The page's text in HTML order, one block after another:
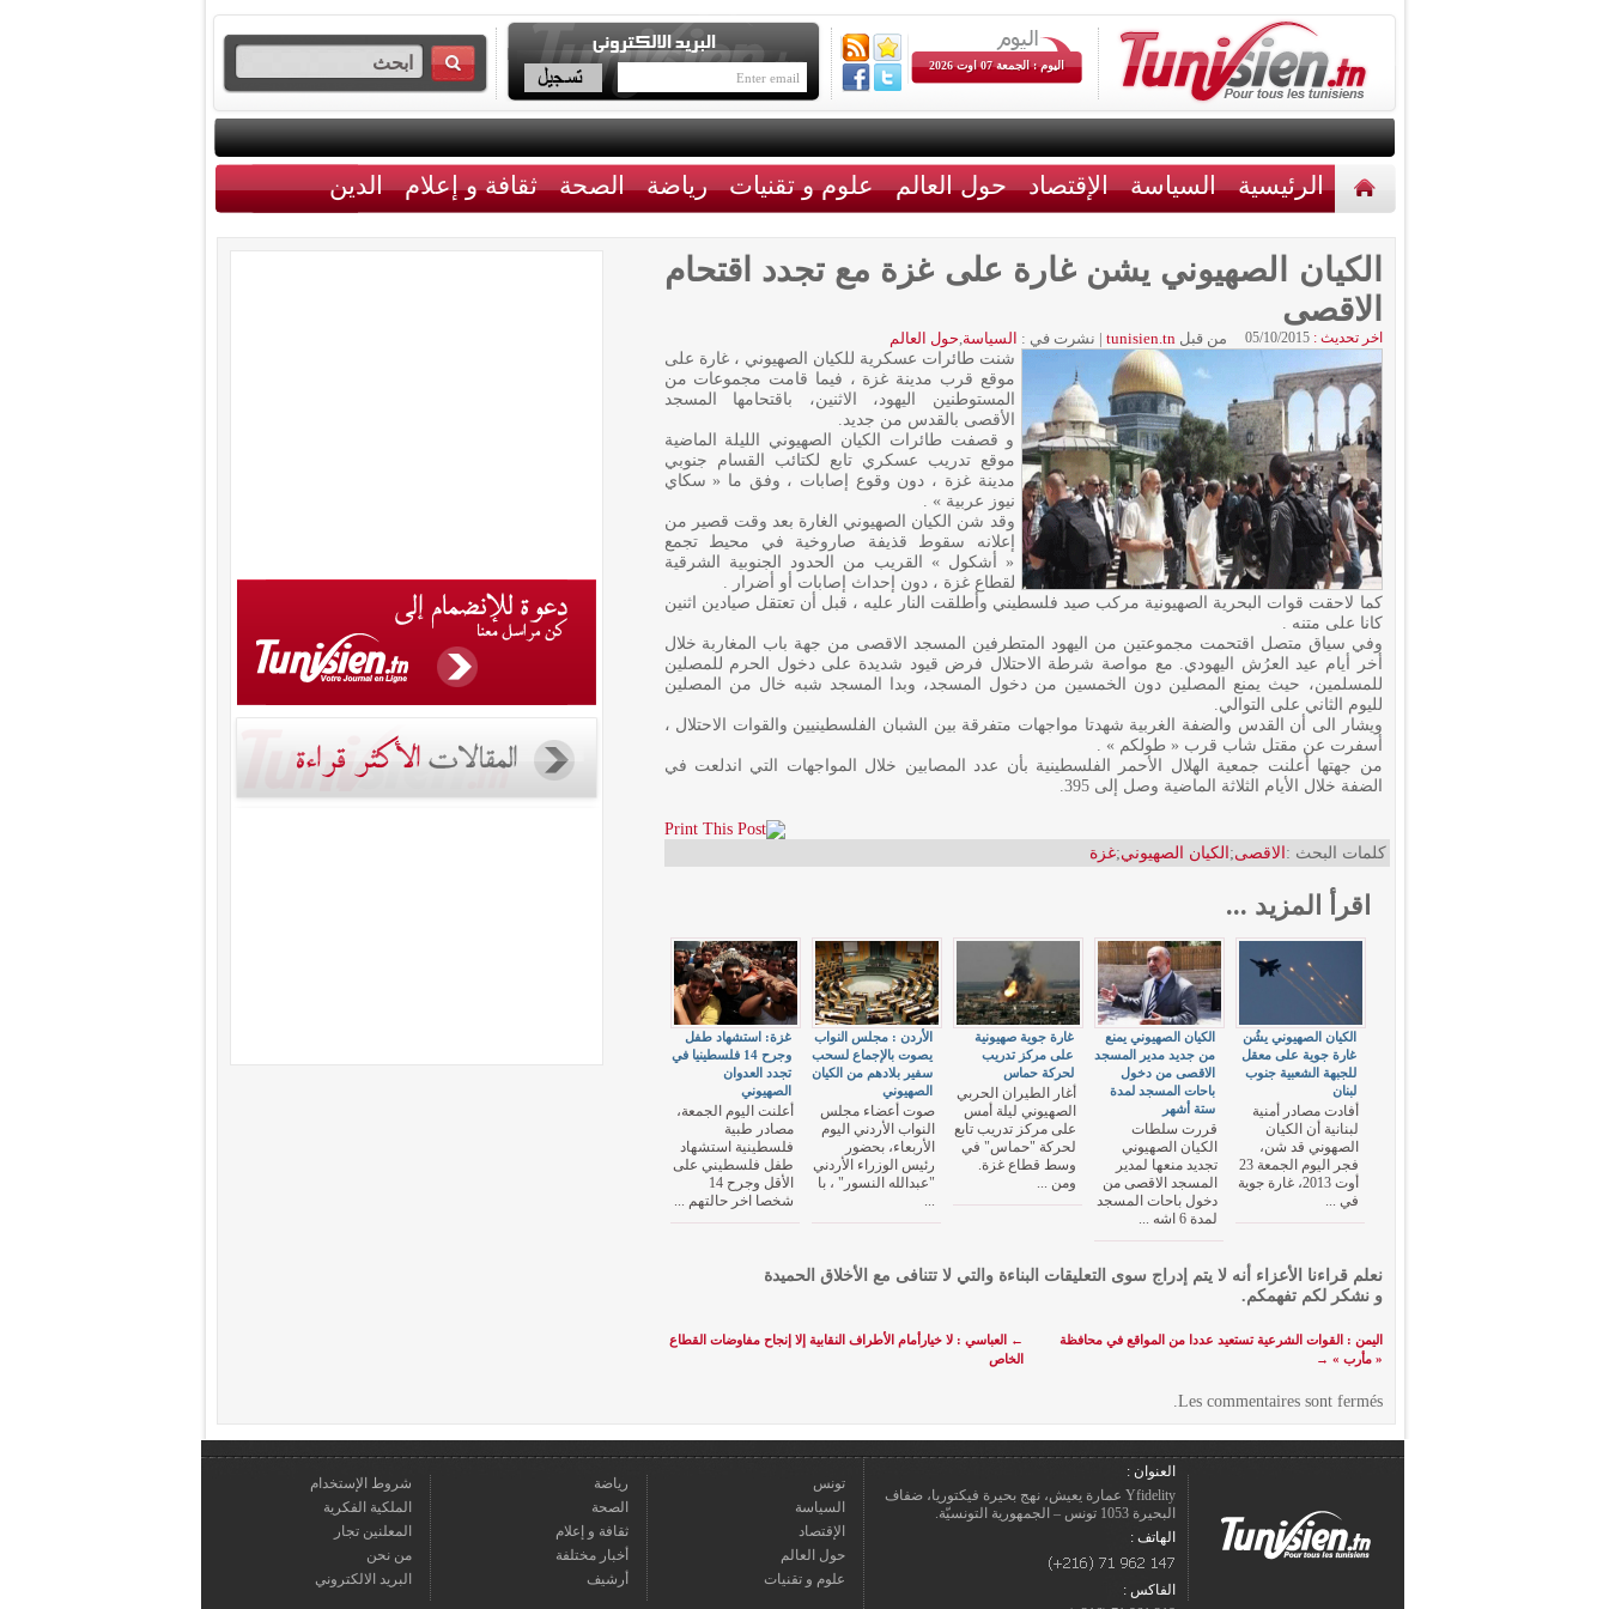
اليوم : الجمعة 07 اوت 2026
الرئيسية السياسة الإقتصاد حول العالم علوم و تقنيات رياضة الصحة ثقافة و إعلام الدين
الكيان الصهيوني يشن غارة على غزة مع تجدد اقتحام
الاقصى
اخر تحديث : 05/10/2015 من قبلtunisien.tn
| نشرت في : السياسة,حول العالم
شنت طائرات عسكرية للكيان الصهيوني ، غارة على
موقع قرب مدينة غزة ، فيما قامت مجموعات من
المستوطنين اليهود، الاثنين، باقتحامها المسجد
الأقصى بالقدس من جديد.
و قصفت طائرات الكيان الصهيوني الليلة الماضية
موقع تدريب عسكري تابع لكتائب القسام جنوبي
مدينة غزة ، دون وقوع إصابات ، وفق ما « سكاي
نيوز عربية » .
وقد شن الكيان الصهيوني الغارة بعد وقت قصير من
إعلانه سقوط قذيفة صاروخية في محيط تجمع
« أشكول » القريب من الحدود الجنوبية الشرقية
لقطاع غزة ، دون إحداث إصابات أو أضرار .
كما لاحقت قوات البحرية الصهيونية مركب صيد فلسطيني وأطلقت النار عليه ، قبل أن تعتقل صيادين اثنين
كانا على متنه .
وفي سياق متصل اقتحمت مجموعتين من اليهود المتطرفين المسجد الاقصى من جهة باب المغاربة خلال
أخر أيام عيد العرُش اليهودي. مع مواصة شرطة الاحتلال فرض قيود شديدة على دخول الحرم للمصلين
للمسلمين، حيث يمنع المصلين دون الخمسين من دخول المسجد، وبدا المسجد شبه خال من المصلين
لليوم الثاني على التوالي.
ويشار الى أن القدس والضفة الغربية شهدتا مواجهات متفرقة بين الشبان الفلسطينيين والقوات الاحتلال ،
أسفرت عن مقتل شاب قرب « طولكم » .
من جهتها أعلنت جمعية الهلال الأحمر الفلسطينية بأن عدد المصابين خلال المواجهات التي اندلعت في
الضفة خلال الأيام الثلاثة الماضية وصل إلى 395.
كلمات البحث : الاقصى; الكيان الصهيوني;غزة
اقرأ المزيد ...
غزة: استشهاد طفل
وجرح 14 فلسطينيا في
تجدد العدوان
الصهيوني
أعلنت اليوم الجمعة،
مصادر طبية
فلسطينية استشهاد
طفل فلسطيني على
الأقل وجرح 14
شخصا اخر حالتهم ...
الأردن : مجلس النواب
يصوت بالإجماع لسحب
سفير بلادهم من الكيان
الصهيوني
صوت أعضاء مجلس
النواب الأردني اليوم
الأربعاء، بحضور
رئيس الوزراء الأردني
"عبدالله النسور" ، با
...
غارة جوية صهيونية
على مركز تدريب
لحركة حماس
أغار الطيران الحربي
الصهيوني ليلة أمس
على مركز تدريب تابع
لحركة "حماس" في
وسط قطاع غزة.
ومن ...
الكيان الصهيوني يمنع
من جديد مدير المسجد
الاقصى من دخول
باحات المسجد لمدة
ستة أشهر
قررت سلطات
الكيان الصهيوني
تجديد منعها لمدير
المسجد الاقصى من
دخول باحات المسجد
لمدة 6 اشه ...
الكيان الصهيوني يشُن
غارة جوية على معقل
للجبهة الشعبية جنوب
لبنان
أفادت مصادر أمنية
لبنانية أن الكيان
الصهوني قد شن،
فجر اليوم الجمعة 23
أوت 2013، غارة جوية
في ...
نعلم قراءنا الأعزاء أنه لا يتم إدراج سوى التعليقات البناءة والتي لا تتنافى مع الأخلاق الحميدة
و نشكر لكم تفهمكم.
← العباسي : لا خيارأمام الأطراف النقابية إلا إنجاح مفاوضات القطاع
الخاص
اليمن : القوات الشرعية تستعيد عددا من المواقع في محافظة
« مأرب » →
Les commentaires sont fermés.
العنوان :
Yfidelity عمارة يعيش، نهج بحيرة فيكتوريا، ضفاف
البحيرة 1053 تونس – الجمهورية التونسيّة.
الهاتف :
الفاكس :
تونس
السياسة
الإقتصاد
حول العالم
علوم و تقنيات
رياضة
الصحة
ثقافة و إعلام
أخبار مختلفة
أرشيف
شروط الإستخدام
الملكية الفكرية
المعلنين تجار
من نحن
البريد الالكتروني